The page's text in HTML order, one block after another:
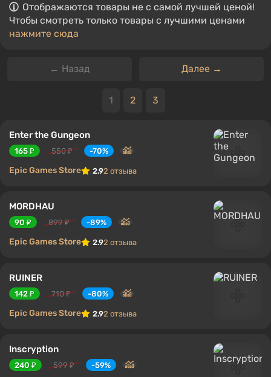
Отображаются товары не с самой лучшей ценой!
Чтобы смотреть только товары с лучшими ценами
нажмите сюда
← Назад Далее →
1 2 3
Enter the Gungeon
165 ₽ 550 ₽ -70%
Epic Games Store 2.92 отзыва
MORDHAU
90 ₽ 899 ₽ -89%
Epic Games Store 2.92 отзыва
RUINER
142 ₽ 710 ₽ -80%
Epic Games Store 2.92 отзыва
Inscryption
240 ₽ 599 ₽ -59%